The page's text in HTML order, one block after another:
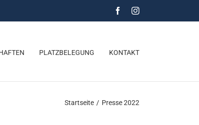
FacebookInstagram
PLATZBELEGUNG KONTAKT
Startseite / Presse 2022